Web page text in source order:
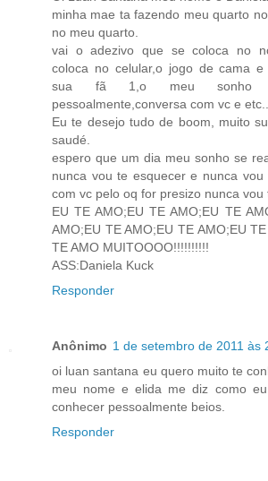
minha mae ta fazendo meu quarto
no meu quarto.
vai o adezivo que se coloca no
coloca no celular,o jogo de cama e
sua fã 1,o meu sonho
pessoalmente,conversa com vc e etc...
Eu te desejo tudo de boom, muito
saudé.
espero que um dia meu sonho se
nunca vou te esquecer e nunca
com vc pelo oq for presizo nunca vou
EU TE AMO;EU TE AMO;EU TE
AMO;EU TE AMO;EU TE AMO;EU
TE AMO MUITOOOO!!!!!!!!!!
ASS:Daniela Kuck
Responder
Anônimo 1 de setembro de 2011 às
oi luan santana eu quero muito te
meu nome e elida me diz como
conhecer pessoalmente beios.
Responder